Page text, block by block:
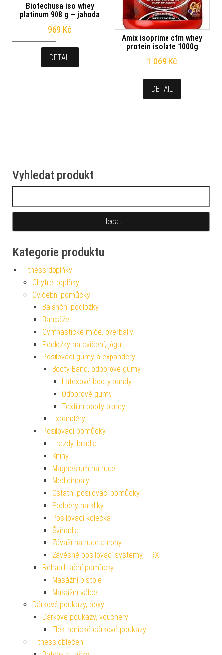
Biotechusa iso whey
platinum 908 g – jahoda
969 Kč
DETAIL
Amix isoprime cfm whey
protein isolate 1000g
1 069 Kč
DETAIL
Vyhledat produkt
Kategorie produktu
Fitness doplňky
Chytré doplňky
Cvičební pomůcky
Balanční podložky
Bandáže
Gymnastické míče, overbally
Podložky na cvičení, jógu
Posilovací gumy a expandery
Booty Band, odporové gumy
Latexové booty bandy
Odporové gumy
Textilní booty bandy
Expandéry
Posilovací pomůcky
Hrazdy, bradla
Knihy
Magnesium na ruce
Medicinbaly
Ostatní posilovací pomůcky
Podpěry na kliky
Posilovací kolečka
Švihadla
Závaží na ruce a nohy
Závěsné posilovací systémy, TRX
Rehabilitační pomůcky
Masážní pistole
Masážní válce
Dárkové poukazy, boxy
Dárkové poukazy, vouchery
Elektronické dárkové poukazy
Fitness oblečení